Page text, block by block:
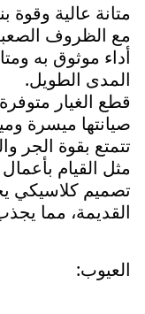
متانة عالية وقوة
مع الظروف
أداء موثوق به
المدى الطويل.
قطع الغيار
صيانتها ميسرة
تتمتع بقوة الجر
مثل القيام
تصميم كلاسيكي
القديمة، مما
العيوب: